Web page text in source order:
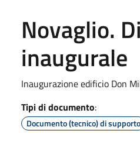
Novaglio.
inaugurale
Inaugurazione edificio Don
Tipi di documento:
Documento (tecnico) di supporto